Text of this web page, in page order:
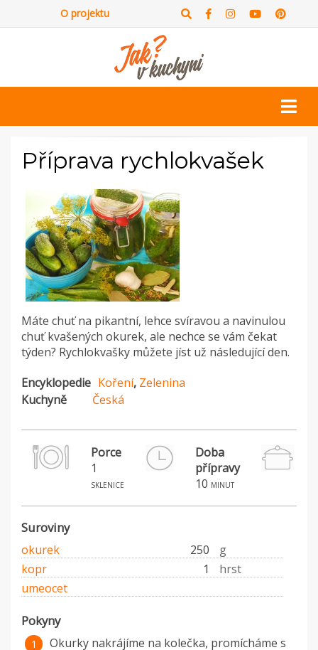
O projektu
Příprava rychlokvašek
Máte chuť na pikantní, lehce svíravou a navinulou
chuť kvašených okurek, ale nechce se vám čekat
týden? Rychlokvašky můžete jíst už následující den.
Encyklopedie Koření, Zelenina
Kuchyně
Česká
Porce
1
sklenice
Doba
přípravy
10 minut
Suroviny
okurek 250
g
kopr
1
hrst
umeocet
Pokyny
Okurky nakrájíme na kolečka, promícháme s